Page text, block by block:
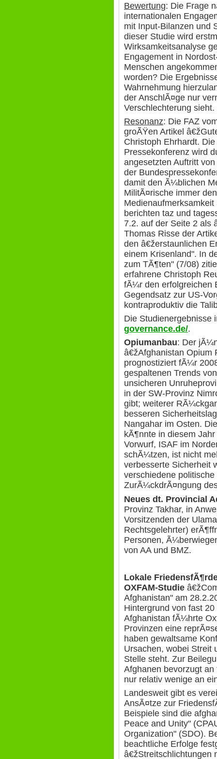
Bewertung: Die Frage
internationalen
mit Input-Bilanzen und
dieser Studie wird
Wirksamkeitsanalyse
Engagement in
Menschen
worden? Die
Wahrnehmung
der AnschlÃ¤ge nur
Verschlechterung sieht.
Resonanz: Die FAZ
groÃŸen Artikel
Christoph Ehrhardt.
Pressekonferenz wird
angesetzten Auftritt
der
damit den Ã¼blichen
MilitÃ¤rische immer
berichten taz und
7.2. auf der Seite 2 als
Thomas Risse der
den â€žerstaunlichen
einem Krisenland". In
zum TÃ¶ten" (7/08)
erfahrene Christoph
fÃ¼r den erfolgreichen
Gegendsatz zur US-
kontraproduktiv die
Die Studienergebnisse
governance.de/.
Opiumanbau: Der
â€žAfghanistan Opium
prognostiziert fÃ¼r
gespaltenen Trends
unsicheren
in der SW-Provinz
gibt; weiterer
besseren
Nangahar im Osten.
kÃ¶nnte in diesem
Vorwurf, ISAF im
schÃ¼tzen, ist nicht
verbesserte Sicherheit
verschiedene
ZurÃ¼ckdrÃ¤ngung
Neues dt. Provincial
Provinz Takhar, in
Vorsitzenden der
Rechtsgelehrter)
Personen,
von AA und BMZ.
Lokale
OXFAM-Studie
Afghanistan" am
Hintergrund von fast
Afghanistan fÃ¼hrte
Provinzen eine
haben gewaltsame
Ursachen, wobei Streit
Stelle steht. Zur
Afghanen bevorzugt
nur relativ wenige an
Landesweit gibt es
AnsÃ¤tze zur
Beispiele sind die
Peace and Unity"
Organization" (SDO).
beachtliche Erfolge
â€žStreitschlichtungen